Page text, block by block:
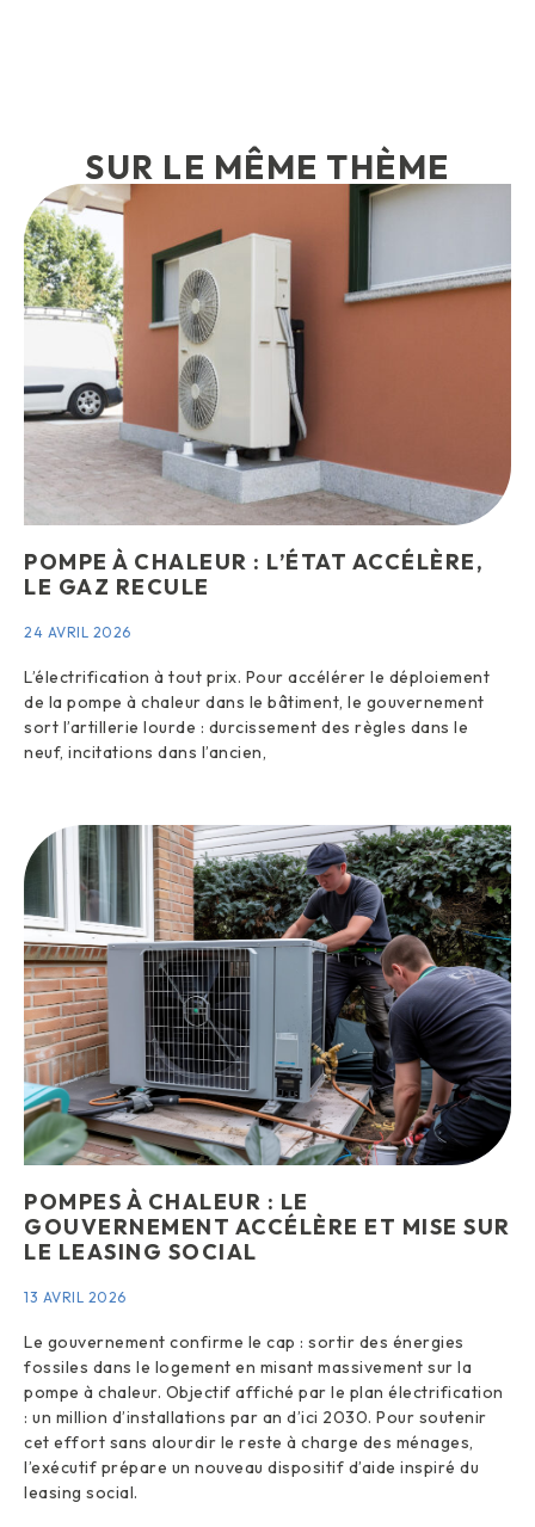
SUR LE MÊME THÈME
POMPE À CHALEUR : L’ÉTAT ACCÉLÈRE,
LE GAZ RECULE
24 AVRIL 2026
L’électrification à tout prix. Pour accélérer le déploiement
de la pompe à chaleur dans le bâtiment, le gouvernement
sort l’artillerie lourde : durcissement des règles dans le
neuf, incitations dans l’ancien,
POMPES À CHALEUR : LE
GOUVERNEMENT ACCÉLÈRE ET MISE SUR
LE LEASING SOCIAL
13 AVRIL 2026
Le gouvernement confirme le cap : sortir des énergies
fossiles dans le logement en misant massivement sur la
pompe à chaleur. Objectif affiché par le plan électrification
: un million d’installations par an d’ici 2030. Pour soutenir
cet effort sans alourdir le reste à charge des ménages,
l’exécutif prépare un nouveau dispositif d’aide inspiré du
leasing social.